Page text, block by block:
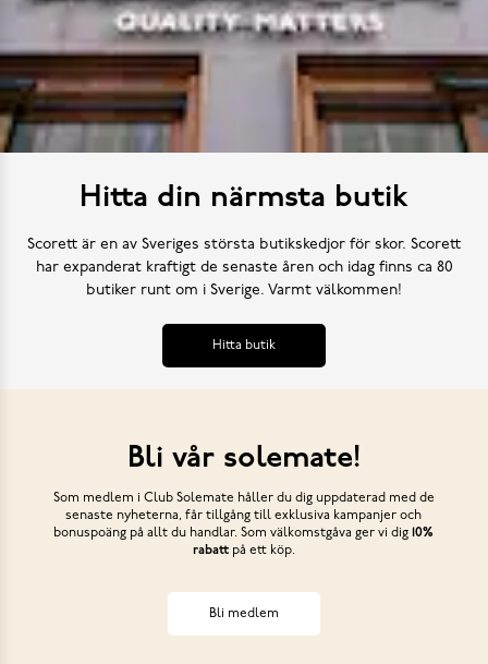
Hitta din närmsta butik
Scorett är en av Sveriges största butikskedjor för skor. Scorett
har expanderat kraftigt de senaste åren och idag finns ca 80
butiker runt om i Sverige. Varmt välkommen!
Hitta butik
Bli vår solemate!
Som medlem i Club Solemate håller du dig uppdaterad med de
senaste nyheterna, får tillgång till exklusiva kampanjer och
bonuspoäng på allt du handlar. Som välkomstgåva ger vi dig 10%
rabattpå ett köp.
Bli medlem